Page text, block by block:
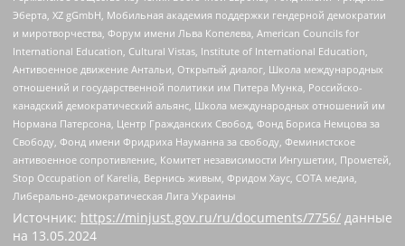
Эберта, XZ gGmbH, Мобильная академия поддержки гендерной демократии
и миротворчества, Форум имени Льва Копелева, American Councils for
International Education, Cultural Vistas, Institute of International Education,
Антивоенное движение Антальи, Открытый диалог, Школа международных
отношений и государственной политики им Питера Мунка, Российско-
канадский демократический альянс, Школа международных отношений им
Нормана Патерсона, Центр Гражданских Свобод, Фонд Бориса Немцова за
Свободу, Фонд имени Фридриха Науманна за свободу, Феминистское
антивоенное сопротивление, Комитет независимости Ингушетии, Прометей,
Stop Occupation of Karelia, Вернись живым, Фридом Хаус, СОТА медиа,
Либерально-демократическая Лига Украины
Источник: https://minjust.gov.ru/ru/documents/7756/ данные
на 13.05.2024